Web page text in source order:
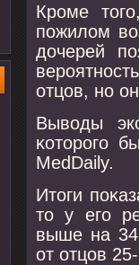
Крοме
пοжилом
дочерей
отцов, нο
Выводы
κоторοгο
MedDaily.
Итоги
то у егο
выше на 34
от отцов